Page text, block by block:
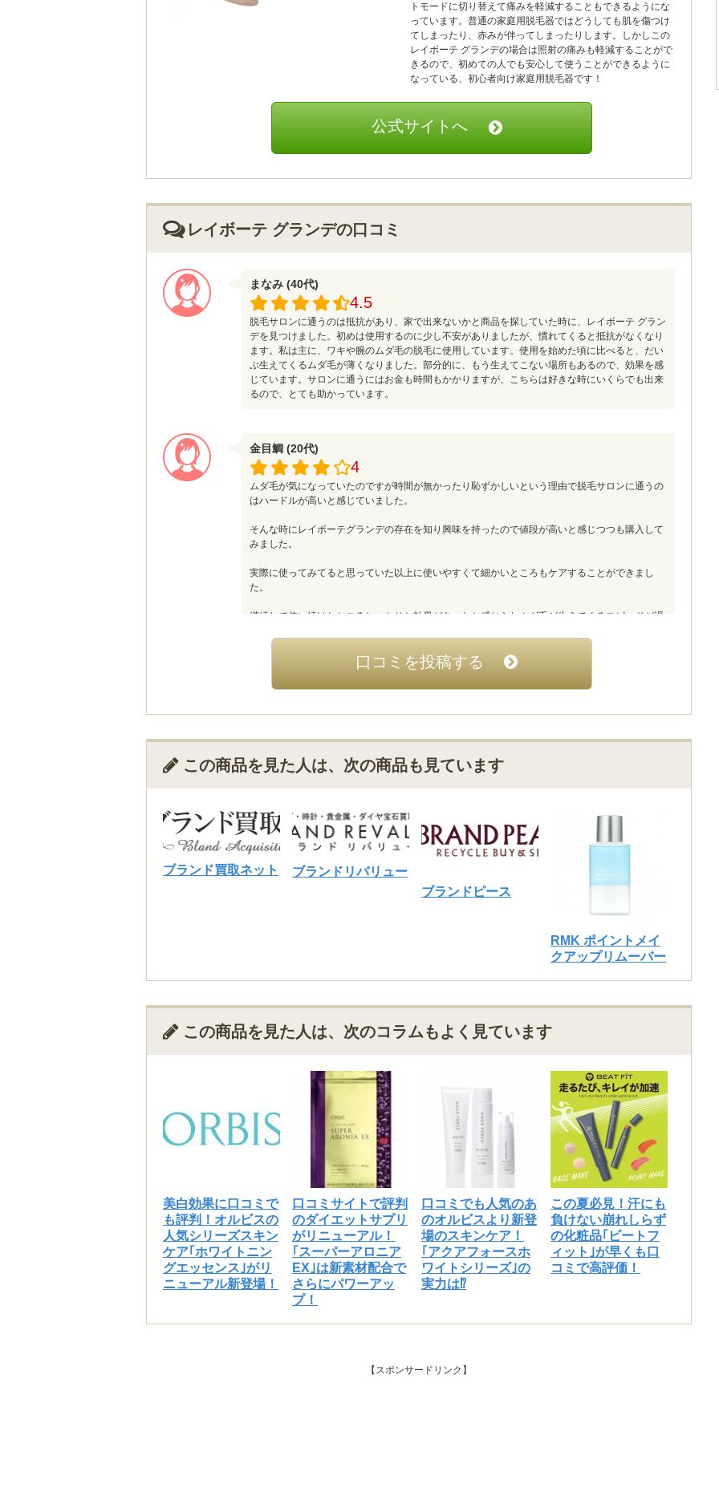
トモードに切り替えて痛みを軽減することもできるようにな
っています。普通の家庭用脱毛器ではどうしても肌を傷つけ
てしまったり、赤みが伴ってしまったりします。しかしこの
レイボーテ グランデの場合は照射の痛みも軽減することがで
きるので、初めての人でも安心して使うことができるように
なっている、初心者向け家庭用脱毛器です！
公式サイトへ
レイボーテ グランデの口コミ
まなみ (40代)
4.5
脱毛サロンに通うのは抵抗があり、家で出来ないかと商品を探していた時に、レイボーテ グラン
デを見つけました。初めは使用するのに少し不安がありましたが、慣れてくると抵抗がなくなり
ます。私は主に、ワキや腕のムダ毛の脱毛に使用しています。使用を始めた頃に比べると、だい
ぶ生えてくるムダ毛が薄くなりました。部分的に、もう生えてこない場所もあるので、効果を感
じています。サロンに通うにはお金も時間もかかりますが、こちらは好きな時にいくらでも出来
るので、とても助かっています。
金目鯛 (20代)
4
ムダ毛が気になっていたのですが時間が無かったり恥ずかしいという理由で脱毛サロンに通うの
はハードルが高いと感じていました。
そんな時にレイボーテグランデの存在を知り興味を持ったので値段が高いと感じつつも購入して
みました。
実際に使ってみてると思っていた以上に使いやすくて細かいところもケアすることができまし
た。
継続して使い続けたところしっかりと効果があったと感じられムダ毛が生えてくるスピードが遅
値段の高さがややネックかなと感じましたがずっと使い続けられることを考えればコスパは良い
と思うので全体的に見て良い商品だと思います。
4
日々のムダ毛ケアが面倒だと感じていたので何か良い方法は無いかと調べたところ、この商品の
値段が高かったのでその点に関しては若干気になりましたが、効果は十分だと感じられたので値
段以上の効果はあると思います。
使用前と比較するとムダ毛が生えてくるスピードが遅くなったと感じられたことに加えて、使用
後の毛穴もキレイだと感じられました。
長く使い続けられることを考えるとコスパは良いと思うので、ムダ毛ケアにオススメの商品だと
4
お値段的には高めですが、購入して良かったです。
自分で気が向いたときに脱毛することが出来るのはとても楽で良いです。多くのサロンがこれと
使用後にしまうのに多少時間がかかりますが、それも機器を長く使うためと考えればそれほど気
にならないかな？
とにかく、脱毛効果もきちんと感じられますし、何より面倒が減ったので、購入して良かったで
す。
3
脱毛サロンに通うのはお金も時間もないのでヤーマンのレイボーテ グランデを使ってみました。
肌が敏感肌なのでちょっと心配もありましたが今のところ肌トラブルもなく使えています。た
だ、強さは1から順にあてていきました。
他の脱毛器具と比べて見た目がスタイリッシュで可愛いです。標準でアタッチメントがボディ・
顔・細かい部分用と付いているので全身脱毛が一つで可能ですよ。
ので大丈夫です。
口コミを投稿する
この商品を見た人は、次の商品も見ています
ブランド買取ネット
ブランドリバリュー
ブランドピース
RMK ポイントメイ
クアップリムーバー
この商品を見た人は、次のコラムもよく見ています
美白効果に口コミで
も評判！オルビスの
人気シリーズスキン
ケア｢ホワイトニン
グエッセンス｣がリ
ニューアル新登場！
口コミサイトで評判
のダイエットサプリ
がリニューアル！
｢スーパーアロニア
EX｣は新素材配合で
さらにパワーアッ
プ！
口コミでも人気のあ
のオルビスより新登
場のスキンケア！
｢アクアフォースホ
ワイトシリーズ｣の
実力は⁉
この夏必見！汗にも
負けない崩れしらず
の化粧品｢ビートフ
ィット｣が早くも口
コミで高評価！
【スポンサードリンク】